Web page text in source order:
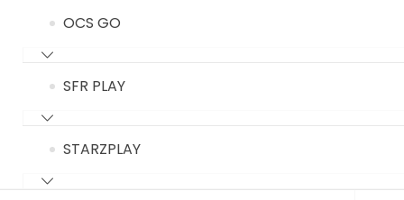
OCS GO
SFR PLAY
STARZPLAY